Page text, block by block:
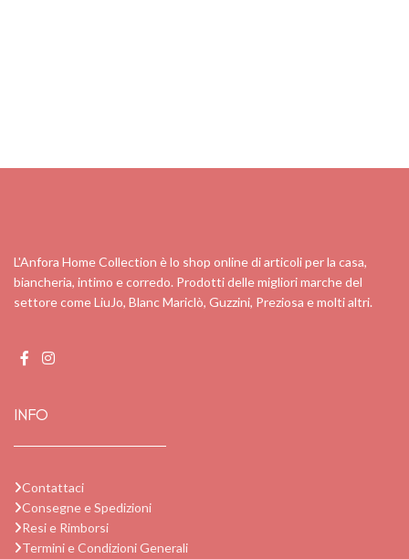
L'Anfora Home Collection è lo shop online di articoli per la casa,
biancheria, intimo e corredo. Prodotti delle migliori marche del
settore come LiuJo, Blanc Mariclò, Guzzini, Preziosa e molti altri.
INFO
Contattaci
Consegne e Spedizioni
Resi e Rimborsi
Termini e Condizioni Generali